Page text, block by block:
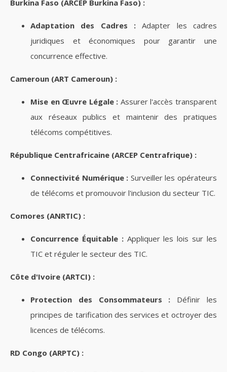
Burkina Faso (ARCEP Burkina Faso) :
Adaptation des Cadres : Adapter les cadres
juridiques et économiques pour garantir une
concurrence effective.
Cameroun (ART Cameroun) :
Mise en Œuvre Légale : Assurer l'accès transparent
aux réseaux publics et maintenir des pratiques
télécoms compétitives.
République Centrafricaine (ARCEP Centrafrique) :
Connectivité Numérique : Surveiller les opérateurs
de télécoms et promouvoir l'inclusion du secteur TIC.
Comores (ANRTIC) :
Concurrence Équitable :Appliquer les lois sur les
TIC et réguler le secteur des TIC.
Côte d'Ivoire (ARTCI) :
Protection des Consommateurs : Définir les
principes de tarification des services et octroyer des
licences de télécoms.
RD Congo (ARPTC) :